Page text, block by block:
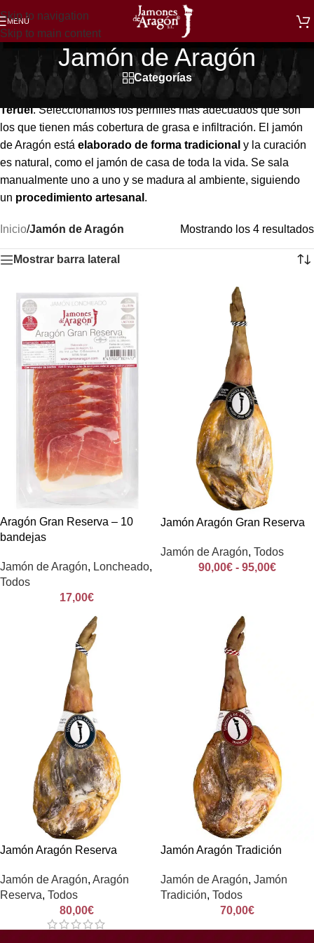
Skip to navigation
Skip to main content
MENÚ
Jamón de Aragón
Categorías
El jamón Aragón está elaborado en nuestro
secadero de
Teruel. Seleccionamos los perniles más adecuados que son
los que tienen más cobertura de grasa e infiltración. El jamón
de Aragón está elaborado de forma tradicional y la curación
es natural, como el jamón de casa de toda la vida. Se sala
manualmente uno a uno y se madura al ambiente, siguiendo
un procedimiento artesanal .
Inicio/Jamón de Aragón Mostrando los 4 resultados
Mostrar barra lateral
Aragón Gran Reserva – 10
bandejas
Jamón de Aragón, Loncheado,
Todos
17,00€
Jamón Aragón Gran Reserva
Jamón de Aragón, Todos
90,00€ - 95,00€
Jamón Aragón Reserva
Jamón de Aragón, Aragón
Reserva, Todos
80,00€
Jamón Aragón Tradición
Jamón de Aragón, Jamón
Tradición, Todos
70,00€